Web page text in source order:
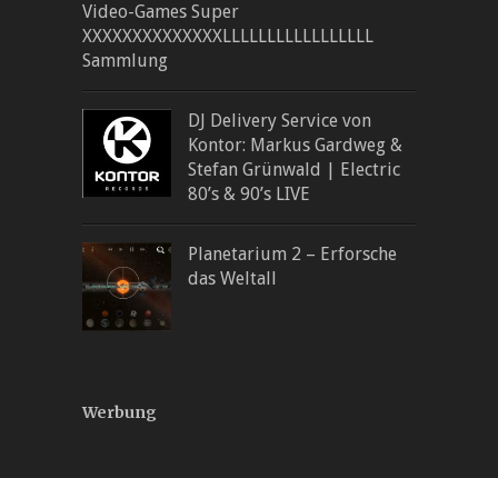
Video-Games Super
XXXXXXXXXXXXXXLLLLLLLLLLLLLLLLL
Sammlung
DJ Delivery Service von
Kontor: Markus Gardweg &
Stefan Grünwald | Electric
80’s & 90’s LIVE
Planetarium 2 – Erforsche
das Weltall
Werbung